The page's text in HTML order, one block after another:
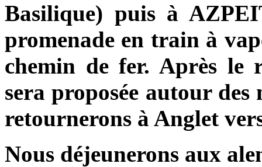
Basilique) puis à
promenade en train à
chemin de fer. Après le
sera proposée autour
retournerons à Anglet
Nous déjeunerons aux